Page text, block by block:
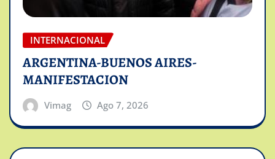
INTERNACIONAL
ARGENTINA-BUENOS AIRES-
MANIFESTACION
Vimag Ago 7, 2026